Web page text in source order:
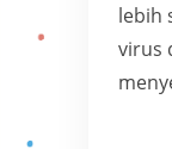
lebih
virus